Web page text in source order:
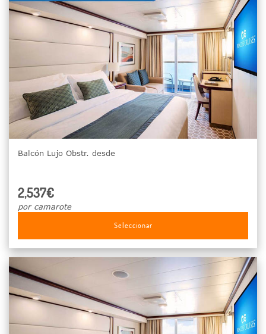
Balcón Lujo Obstr. desde
2,537€
por camarote
Seleccionar